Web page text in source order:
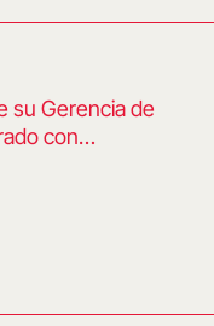
su Gerencia de
con…